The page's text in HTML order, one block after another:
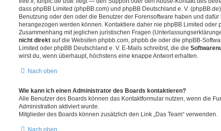
dass phpBB Limited (phpBB.com) und phpBB Deutschland e. V.
Benutzung oder den oder die Benutzer der Forensoftware haben und
herangezogen werden können. Kontaktiere daher nie phpBB Limited oder
Zusammenhang mit jeglichen juristischen Fragen
nicht direkt auf die Websiten phpbb.com, phpbb.de oder die phpBB-
Limited oder phpBB Deutschland e. V. E-Mails schreibst, die die
wirst du, wenn überhaupt, höchstens eine knappe Antwort erhalten.
Nach oben
Wie kann ich einen Administrator des Boards kontaktieren?
Alle Benutzer des Boards können das Kontaktformular nutzen, wenn die
Administration aktiviert wurde.
Mitglieder des Boards können zusätzlich den Link „Das Team“ verwenden.
Nach oben